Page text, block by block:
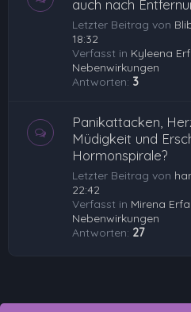
auch nach
Letzter Beitrag von
18:32
Verfasst in Kyleena
Nebenwirkungen
Antworten: 3
Panikattacken,
Müdigkeit und
Hormonspirale?
Letzter Beitrag von
22:42
Verfasst in Mirena
Nebenwirkungen
Antworten: 27